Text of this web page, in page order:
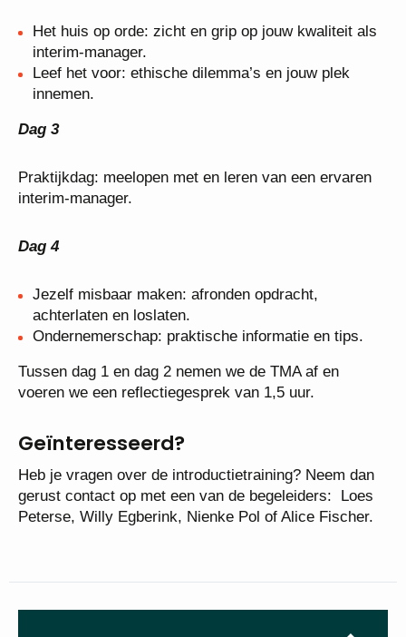
Het huis op orde: zicht en grip op jouw kwaliteit als
interim-manager.
Leef het voor: ethische dilemma’s en jouw plek
innemen.
Dag 3
Praktijkdag: meelopen met en leren van een ervaren
interim-manager.
Dag 4
Jezelf misbaar maken: afronden opdracht,
achterlaten en loslaten.
Ondernemerschap: praktische informatie en tips.
Tussen dag 1 en dag 2 nemen we de TMA af en
voeren we een reflectiegesprek van 1,5 uur.
Geïnteresseerd?
Heb je vragen over de introductietraining? Neem dan
gerust contact op met een van de begeleiders: Loes
Peterse, Willy Egberink, Nienke Pol of Alice Fischer.